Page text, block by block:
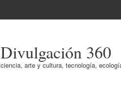
Divulgación 360
ciencia, arte y cultura, tecnología,